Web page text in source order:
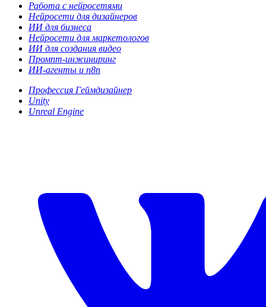
Работа с нейросетями
Нейросети для дизайнеров
ИИ для бизнеса
Нейросети для маркетологов
ИИ для создания видео
Промпт-инжиниринг
ИИ-агенты и n8n
Профессия Геймдизайнер
Unity
Unreal Engine